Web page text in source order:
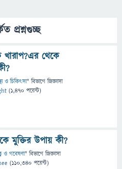
প্রশ্নগুচ্ছ
খারাপ?এর থেকে
ও চিকিৎসা" বিভাগে জিজ্ঞাসা
(1,470 পয়েন্ট)
মুক্তির উপায় কী?
ও গবেষণা" বিভাগে জিজ্ঞাসা
(110,340 পয়েন্ট)